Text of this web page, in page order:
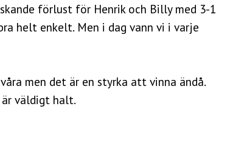
förlust för Henrik och Billy med 3-1
helt enkelt. Men i dag vann vi i varje
men det är en styrka att vinna ändå.
väldigt halt.